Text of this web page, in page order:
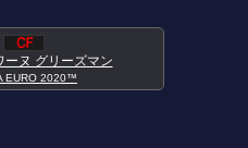
ーヌ グリーズマン
EURO 2020™